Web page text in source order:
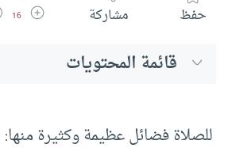
حفظ مشاركة زيادة حجم
16
قائمة المحتويات
للصلاة فضائل عظيمة وكثيرة منها: